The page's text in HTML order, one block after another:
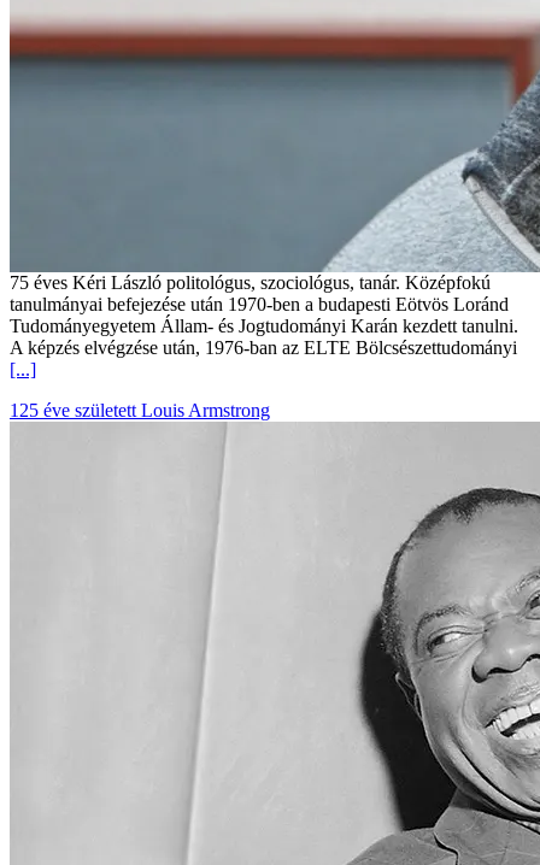
75 éves Kéri László politológus, szociológus, tanár. Középfokú
tanulmányai befejezése után 1970-ben a budapesti Eötvös Loránd
Tudományegyetem Állam- és Jogtudományi Karán kezdett tanulni.
A képzés elvégzése után, 1976-ban az ELTE Bölcsészettudományi
[...]
125 éve született Louis Armstrong